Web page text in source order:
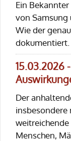
Ein
von Samsung
Wie der
dokumentiert.
15.03.2026
Der
insbesondere
Menschen,